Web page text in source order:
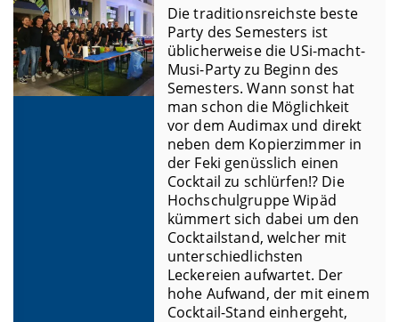
Die traditionsreichste beste
Party des Semesters ist
üblicherweise die USi-macht-
Musi-Party zu Beginn des
Semesters. Wann sonst hat
man schon die Möglichkeit
vor dem Audimax und direkt
neben dem Kopierzimmer in
der Feki genüsslich einen
Cocktail zu schlürfen!? Die
Hochschulgruppe Wipäd
kümmert sich dabei um den
Cocktailstand, welcher mit
unterschiedlichsten
Leckereien aufwartet. Der
hohe Aufwand, der mit einem
Cocktail-Stand einhergeht,